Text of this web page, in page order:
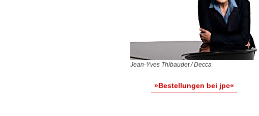
Jean-Yves Thibaudet / Decca
»Bestellungen bei jpc«